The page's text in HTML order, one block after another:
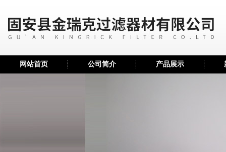
网站首页 公司简介 产品展示